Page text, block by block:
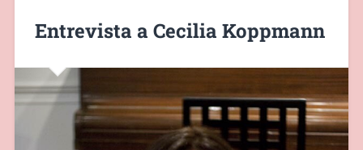
Entrevista a Cecilia Koppmann